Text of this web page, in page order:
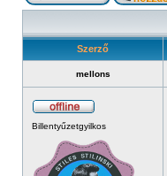
Szerző
mellons
Billentyűzetgyilkos